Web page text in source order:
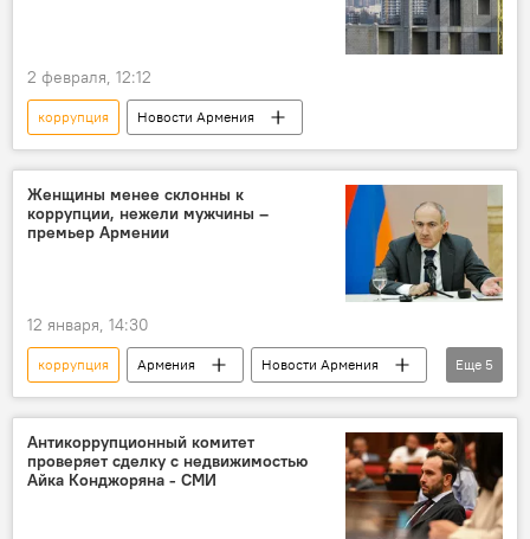
2 февраля, 12:12
коррупция Новости Армения
Женщины менее склонны к
коррупции, нежели мужчины –
премьер Армении
12 января, 14:30
коррупция Армения
Новости Армения
Политика
Общество
мужчина
женщина
Премьер
Еще 5
Антикоррупционный комитет
проверяет сделку с недвижимостью
Айка Конджоряна - СМИ